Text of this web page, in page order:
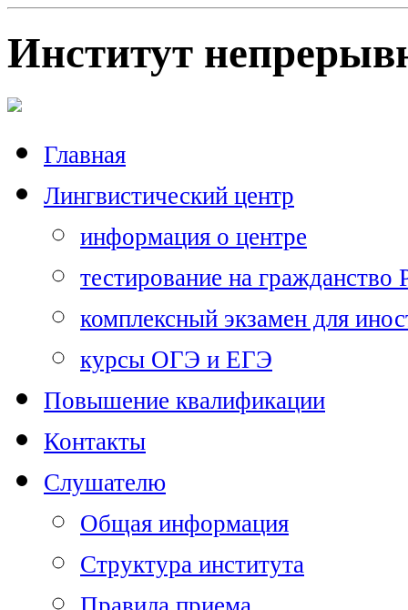
Институт
Главная
Лингвистический центр
информация о центре
тестирование на гражданство
комплексный экзамен для
курсы ОГЭ и ЕГЭ
Повышение квалификации
Контакты
Слушателю
Общая информация
Структура института